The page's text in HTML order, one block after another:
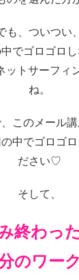
も、ついつい、
でゴロゴロし
ットサーフィ
ね。
このメール講
中でゴロゴロ
ださい♡
そして、
終わっ
のワー